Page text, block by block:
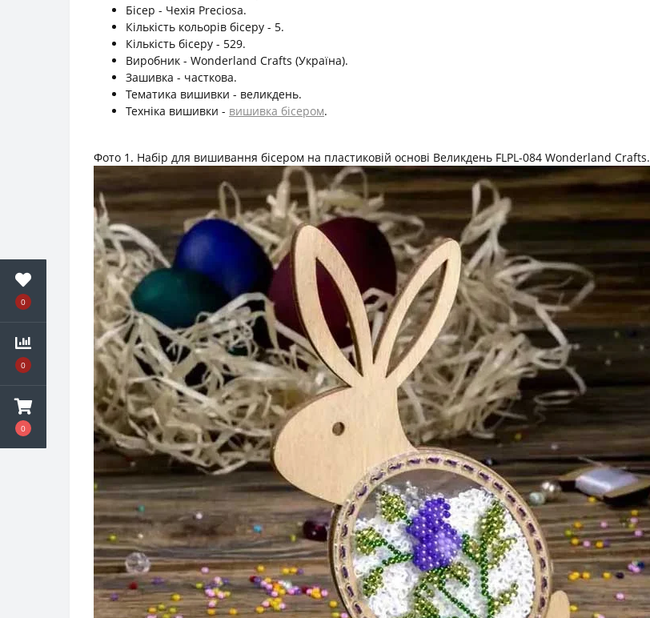
0
0
0
Бісер - Чехія Preciosa.
Кількість кольорів бісеру - 5.
Кількість бісеру - 529.
Виробник - Wonderland Crafts (Україна).
Зашивка - часткова.
Тематика вишивки - великдень.
Техніка вишивки - вишивка бісером.
Фото 1. Набір для вишивання бісером на пластиковій основі Великдень FLPL-084 Wonderland Crafts.